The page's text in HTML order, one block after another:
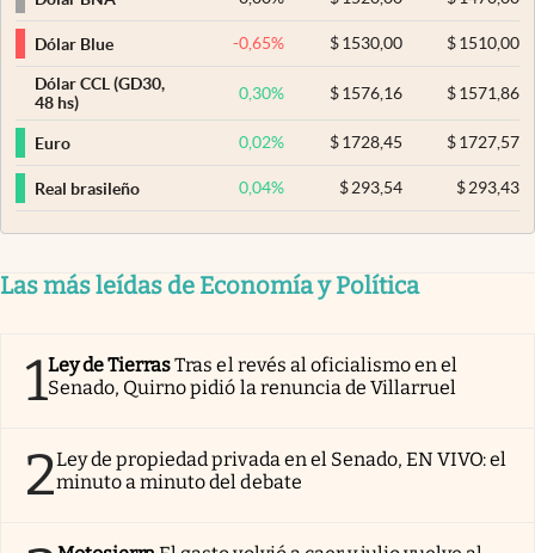
Dólar Blue -0,65% $ 1530,00 $1510,00
Dólar CCL (GD30,
48 hs)
0,30% $ 1576,16 $1571,86
Euro 0,02% $ 1728,45 $1727,57
Real brasileño 0,04% $293,54 $293,43
Las más leídas de Economía y Política
1Ley de TierrasTras el revés al oficialismo en el
Senado, Quirno pidió la renuncia de Villarruel
2Ley de propiedad privada en el Senado, EN VIVO: el
minuto a minuto del debate